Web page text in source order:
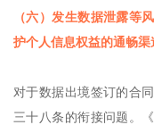
（六）发生数据泄露等
护个人信息权益的通畅渠
对于数据出境签订的合
三十八条的衔接问题。